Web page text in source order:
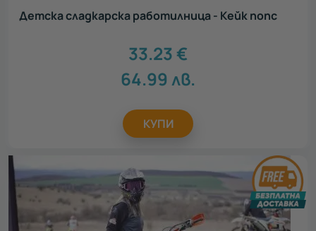
Детска сладкарска работилница - Кейк попс
33.23€
64.99 лв.
КУПИ